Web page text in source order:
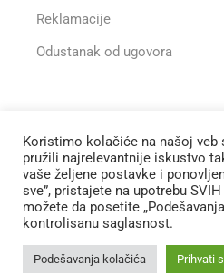
Reklamacije
Odustanak od ugovora
Zapratite nas na
Sva prava zadržana©2023
Koristimo kolačiće na našoj veb
pružili najrelevantnije iskustvo
vaše željene postavke i
sve”, pristajete na upotrebu
možete da posetite
kontrolisanu saglasnost.
Podešavanja kolačića Prihvati